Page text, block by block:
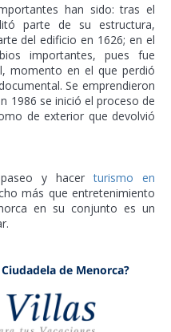
han sido: tras el
parte de su estructura,
del edificio en 1626; en el
importantes, pues fue
momento en el que perdió
Se emprendieron
1986 se inició el proceso de
de exterior que devolvió
paseo y hacerturismo en
más que entretenimiento
en su conjunto es un
de Menorca?